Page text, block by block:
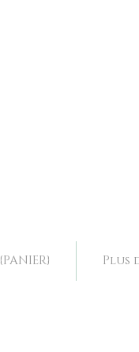
{PANIER} Plus